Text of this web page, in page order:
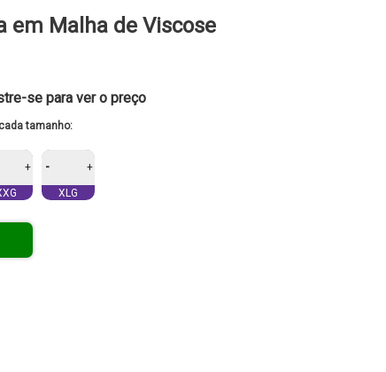
em Malha de Viscose
se para ver o preço
tamanho:
+ - +
XLG